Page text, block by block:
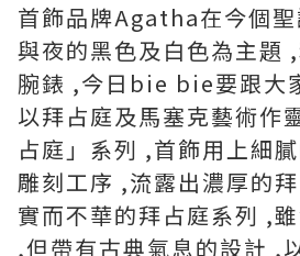
首飾品牌Agatha在今個聖
與夜的黑色及白色為主題
腕錶 ,今日bie bie要跟大
以拜占庭及馬塞克藝術作
占庭」系列 ,首飾用上細
雕刻工序 ,流露出濃厚的
實而不華的拜占庭系列 ,
,但帶有古典氣息的設計 ,